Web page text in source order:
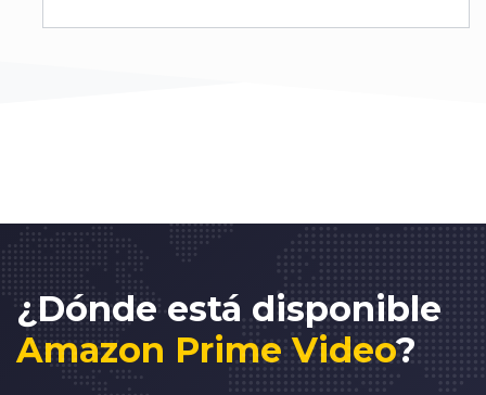
¿Dónde está disponible
Amazon Prime Video?